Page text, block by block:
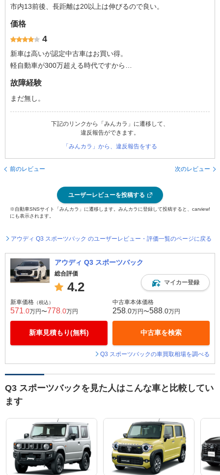
市内13前後、長距離は20以上は伸びるので良い。
価格
4
新車は高いが認定中古車はお買い得。
軽自動車が300万超える時代ですから…
故障経験
まだ無し。
下記のリンクから「みんカラ」に遷移して、
違反報告ができます。
「みんカラ」から、違反報告をする
前のレビュー 次のレビュー
ユーザーレビューを投稿する
※自動車SNSサイト「みんカラ」に遷移します。みんカラに登録して投稿すると、carview!
にも表示されます。
アウディ Q3 スポーツバック のユーザーレビュー・評価一覧のページに戻る
アウディ Q3 スポーツバック
総合評価
4.2 マイカー登録
新車価格 （税込）
571 .0万円〜778 .0万円
新車見積もり(無料)
中古車本体価格
258 .0万円〜588 .0万円
中古車を検索
Q3 スポーツバックの車買取相場を調べる
Q3 スポーツバックを見た人はこんな車と比較してい
ます